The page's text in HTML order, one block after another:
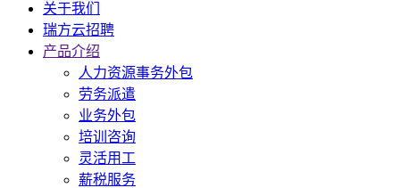
关于我们
瑞方云招聘
产品介绍
人力资源事务外包
劳务派遣
业务外包
培训咨询
灵活用工
薪税服务